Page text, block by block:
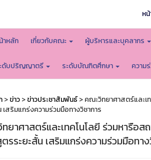
ห
าหลัก เกี่ยวกับคณะ ผู้บริหารและบุคลากร
ดับปริญญาตรี ระดับบัณฑิตศึกษา ความ
>ข่าว>ข่าวประชาสัมพันธ์> คณะวิทยาศาสตร์และเ
เสริมแกร่งความร่วมมือทางวิชาการ
ยาศาสตร์และเทคโนโลยี ร่วมหารือ
รระยะสั้น เสริมแกร่งความร่วมมือทา